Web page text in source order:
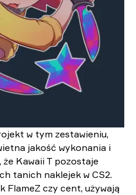
w tym zestawieniu,
jakość wykonania i
Kawaii T pozostaje
tanich naklejek w CS2.
FlameZ czy ⁠⁠⁠⁠cent, używają